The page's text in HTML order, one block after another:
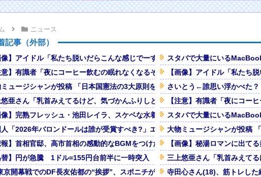
ないww NEW!
れ・・・・ NEW!
事故(ﾟoﾟ) NEW!
かったｗｗｗｗ
列扱いへ・・・
変えさせてはならな
ナなどに批判殺到 全国紙記者「最新の状況をいち早く
の責務」「情報を取り上げることには大きな意義がある
【画像】顔100点、体30点の女ｗｗｗ
「洋画に日本版主題歌は必要か?」論争
【悲報】職場で無能判定された人間って割とガチめに
Powered by livedoor 相互RSS
ニュース
記事（外部）
像】アイドル「私たち脱いだらこんな感じでーす♡」ｗｗｗ
意】有識者「夜にコーヒー飲むの眠れなくなるぞ」←これ・・・・
ュージシャンが投稿 「日本国憲法の3大原則を絶対に変えさせてはならない」
亜さん「乳首みえてるけど、気づかんふりしとこ」（動画あり）
像】完熟フレッシュ・池田レイラ、スケベな水着写真集を発売するwwwwww大
「2026年バロンドールは誰が受賞すべき?」エンバペ、今季無冠でも初受賞か
報】首相官邸、高市首相の感動的なBGMをつけた熊本訪問の感動ムービーを投稿
替】円が急騰 1ドル=155円台前半に一時突入 “追加介入が実施”と市場の観測
京開幕戦でのDF長友佑都の“挨拶”、スポニチがネタバレ報道
スタバで大量にいる
【画像】アイドル「私たち
さいとう←誰思い浮かべた？
【注意】有識者「夜にコー
スタバで大量にいる
大物ミュージシャンが投稿
【画像】秘湯ロマンに出て
三上悠亜さん「乳首みえて
寺田心さん(18)、筋トレし